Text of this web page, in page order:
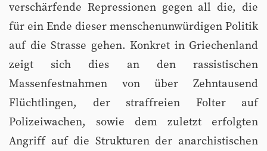
verschärfende Repressionen gegen all die, die
für ein Ende dieser menschenunwürdigen Politik
auf die Strasse gehen. Konkret in Griechenland
zeigt sich dies an den rassistischen
Massenfestnahmen von über Zehntausend
Flüchtlingen, der straffreien Folter auf
Polizeiwachen, sowie dem zuletzt erfolgten
Angriff auf die Strukturen der anarchistischen